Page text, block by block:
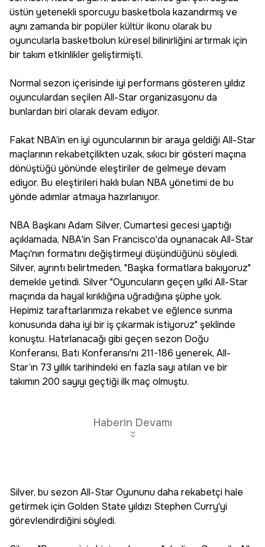
üstün yetenekli sporcuyu basketbola kazandırmış ve
aynı zamanda bir popüler kültür ikonu olarak bu
oyuncularla basketbolun küresel bilinirliğini artırmak için
bir takım etkinlikler geliştirmişti.
Normal sezon içerisinde iyi performans gösteren yıldız
oyunculardan seçilen All-Star organizasyonu da
bunlardan biri olarak devam ediyor.
Fakat NBA’in en iyi oyuncularının bir araya geldiği All-Star
maçlarının rekabetçilikten uzak, sıkıcı bir gösteri maçına
dönüştüğü yönünde eleştiriler de gelmeye devam
ediyor. Bu eleştirileri haklı bulan NBA yönetimi de bu
yönde adımlar atmaya hazırlanıyor.
NBA Başkanı Adam Silver, Cumartesi gecesi yaptığı
açıklamada, NBA'in San Francisco'da oynanacak All-Star
Maçı'nın formatını değiştirmeyi düşündüğünü söyledi.
Silver, ayrıntı belirtmeden, "Başka formatlara bakıyoruz"
demekle yetindi. Silver "Oyuncuların geçen yılki All-Star
maçında da hayal kırıklığına uğradığına şüphe yok.
Hepimiz taraftarlarımıza rekabet ve eğlence sunma
konusunda daha iyi bir iş çıkarmak istiyoruz" şeklinde
konuştu. Hatırlanacağı gibi geçen sezon Doğu
Konferansı, Batı Konferansı'nı 211-186 yenerek, All-
Star’ın 73 yıllık tarihindeki en fazla sayı atılan ve bir
takımın 200 sayıyı geçtiği ilk maç olmuştu.
Haberin Devamı
Silver, bu sezon All-Star Oyununu daha rekabetçi hale
getirmek için Golden State yıldızı Stephen Curry'yi
görevlendirdiğini söyledi.